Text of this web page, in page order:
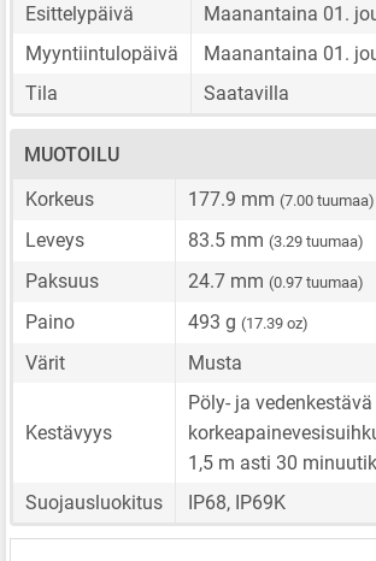
Esittelypäivä
Maanantaina 01.
Myyntiintulopäivä
Maanantaina 01.
Tila
Saatavilla
MUOTOILU
Korkeus
177.9 mm (7.00 tuumaa)
Leveys 83.5 mm (3.29 tuumaa)
Paksuus 24.7 mm (0.97 tuumaa)
Paino 493 g (17.39 oz)
Värit Musta
Kestävyys
Pöly- ja
1,5 m asti 30
Suojausluokitus
IP68, IP69K